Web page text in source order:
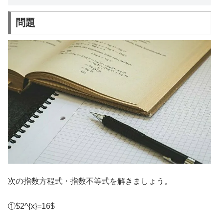
問題
次の指数方程式・指数不等式を解きましょう。
①$2^{x}=16$